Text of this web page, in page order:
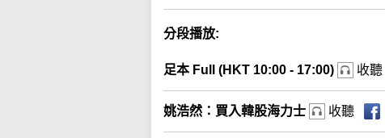
分段播放:
足本 Full (HKT 10:00 - 17:00) 收聽
姚浩然：買入韓股海力士 收聽